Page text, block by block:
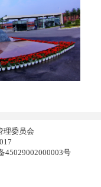
理委员会
45029002000003号